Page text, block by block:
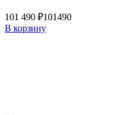
101 490 ₽101490
В корзину